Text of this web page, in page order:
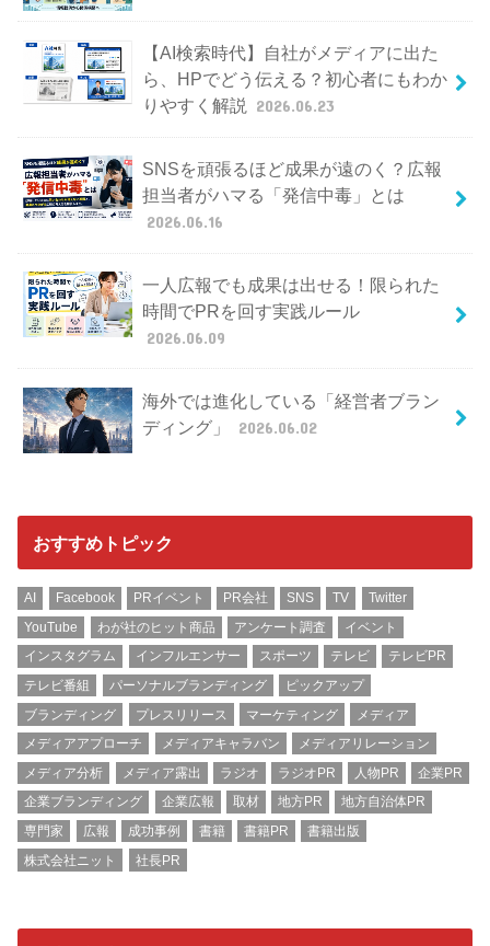
【AI検索時代】自社がメディアに出た
ら、HPでどう伝える？初心者にもわか
りやすく解説
2026.06.23
SNSを頑張るほど成果が遠のく？広報
担当者がハマる「発信中毒」とは
2026.06.16
一人広報でも成果は出せる！限られた
時間でPRを回す実践ルール
2026.06.09
海外では進化している「経営者ブラン
ディング」
2026.06.02
おすすめトピック
AI Facebook PRイベント PR会社 SNS TV
Twitter
YouTube
わが社のヒット商品 アンケート調査
イベント
インスタグラム
インフルエンサー スポーツ テレビ
テレビPR
テレビ番組
パーソナルブランディング
ピックアップ
ブランディング
プレスリリース マーケティング
メディア
メディアアプローチ
メディアキャラバン
メディアリレーション
メディア分析
メディア露出 ラジオ ラジオPR 人物PR
企業PR
企業ブランディング
企業広報 取材 地方PR
地方自治体PR
専門家
広報 成功事例 書籍 書籍PR
書籍出版
株式会社ニット
社長PR